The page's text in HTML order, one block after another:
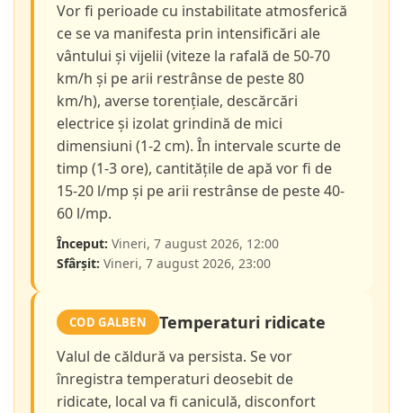
Vor fi perioade cu instabilitate atmosferică
ce se va manifesta prin intensificări ale
vântului și vijelii (viteze la rafală de 50-70
km/h și pe arii restrânse de peste 80
km/h), averse torențiale, descărcări
electrice și izolat grindină de mici
dimensiuni (1-2 cm). În intervale scurte de
timp (1-3 ore), cantitățile de apă vor fi de
15-20 l/mp și pe arii restrânse de peste 40-
60 l/mp.
Început: Vineri, 7 august 2026, 12:00
Sfârșit: Vineri, 7 august 2026, 23:00
COD GALBEN Temperaturi ridicate
Valul de căldură va persista. Se vor
înregistra temperaturi deosebit de
ridicate, local va fi caniculă, disconfort